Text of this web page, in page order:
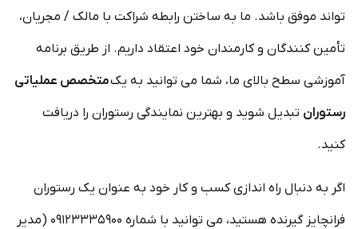
تواند موفق باشد. ما به ساختن رابطه شراکت با مالک / مجریان،
تأمین کنندگان و کارمندان خود اعتقاد داریم. از طریق برنامه
آموزشی سطح بالای ما، شما می توانید به یکمتخصص عملیاتی
رستوران تبدیل شوید و بهترین نمایندگی رستوران را دریافت
کنید.
اگر به دنبال راه اندازی کسب و کار خود به عنوان یک رستوران
فرانچایز گیرنده هستید، می توانید با شماره ۰۹۱۲۳۳۳۵۹۰۰ (مدیر